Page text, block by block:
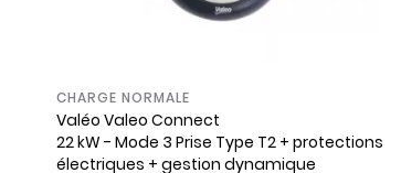
CHARGE NORMALE
Valéo Valeo Connect
22 kW - Mode 3 Prise Type T2 + protections
électriques + gestion dynamique